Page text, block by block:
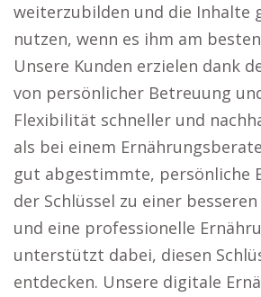
weiterzubilden und die Inhalte
nutzen, wenn es ihm am
Unsere Kunden erzielen dank
von persönlicher Betreuung
Flexibilität schneller und
als bei einem
gut abgestimmte, persönliche
der Schlüssel zu einer
und eine professionelle
unterstützt dabei, diesen
entdecken. Unsere digitale